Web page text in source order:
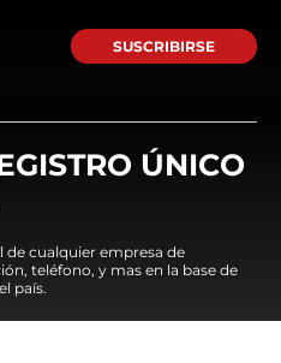
SUSCRIBIRSE
ÚNICO
de cualquier empresa de
teléfono, y mas en la base de
país.